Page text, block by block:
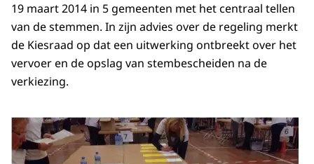
19 maart 2014 in 5 gemeenten met het centraal tellen
van de stemmen. In zijn advies over de regeling merkt
de Kiesraad op dat een uitwerking ontbreekt over het
vervoer en de opslag van stembescheiden na de
verkiezing.